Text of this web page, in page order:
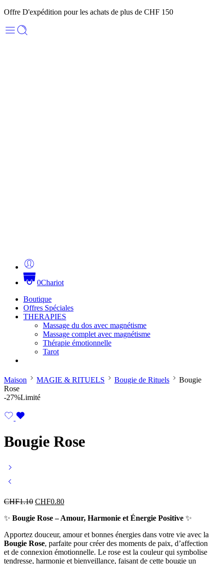
Offre D'expédition pour les achats de plus de CHF 150
0Chariot
Boutique
Offres Spéciales
THERAPIES
Massage du dos avec magnétisme
Massage complet avec magnétisme
Thérapie émotionnelle
Tarot
Maison MAGIE & RITUELS Bougie de Rituels
Bougie
Rose
-27%Limité
Bougie Rose
CHF1.10 CHF0.80
✨ Bougie Rose – Amour, Harmonie et Énergie Positive ✨
Apportez douceur, amour et bonnes énergies dans votre vie avec la
Bougie Rose, parfaite pour créer des moments de paix, d’affection
et de connexion émotionnelle. Le rose est la couleur qui symbolise
tendresse, harmonie et bienveillance, faisant de cette bougie un